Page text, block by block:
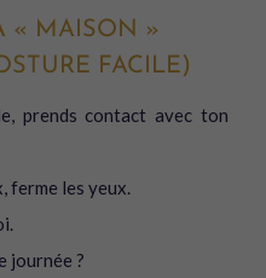
« MAISON »
FACILE)
prends contact avec ton
ferme les yeux.
journée ?